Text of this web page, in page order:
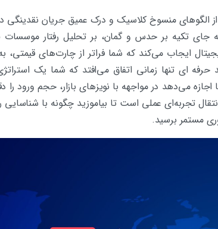
در سال ۲۰۲۶ با عبور از الگوهای منسوخ کلاسیک و درک عمیق
تکیه بر حدس و گمان، بر تحلیل رفتار موسسات
ایجاب می‌کند که شما فراتر از چارت‌های
ای تنها زمانی اتفاق می‌افتد که شما یک
می‌دهد در مواجهه با نویزهای بازار، حجم ورود
تجربه‌ای عملی است تا بیاموزید چگونه با
مستمر برسید.